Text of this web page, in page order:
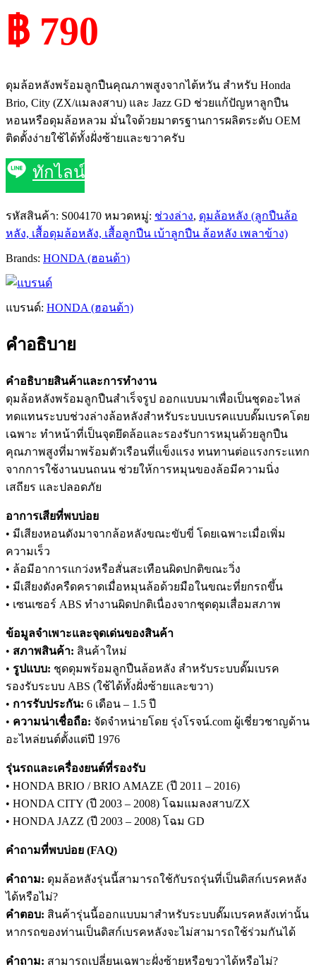
฿ 790
ดุมล้อหลังพร้อมลูกปืนคุณภาพสูงจากไต้หวัน สำหรับ Honda
Brio, City (ZX/แมลงสาบ) และ Jazz GD ช่วยแก้ปัญหาลูกปืน
หอนหรือดุมล้อหลวม มั่นใจด้วยมาตรฐานการผลิตระดับ OEM
ติดตั้งง่ายใช้ได้ทั้งฝั่งซ้ายและขวาครับ
ทักไลน์
รหัสสินค้า: S004170 หมวดหมู่: ช่วงล่าง, ดุมล้อหลัง (ลูกปืนล้อ
หลัง, เสื้อดุมล้อหลัง, เสื้อลูกปืน เบ้าลูกปืน ล้อหลัง เพลาข้าง)
Brands: HONDA (ฮอนด้า)
แบรนด์: HONDA (ฮอนด้า)
คำอธิบาย
คำอธิบายสินค้าและการทำงาน
ดุมล้อหลังพร้อมลูกปืนสำเร็จรูป ออกแบบมาเพื่อเป็นชุดอะไหล่
ทดแทนระบบช่วงล่างล้อหลังสำหรับระบบเบรคแบบดั๊มเบรคโดย
เฉพาะ ทำหน้าที่เป็นจุดยึดล้อและรองรับการหมุนด้วยลูกปืน
คุณภาพสูงที่มาพร้อมตัวเรือนที่แข็งแรง ทนทานต่อแรงกระแทก
จากการใช้งานบนถนน ช่วยให้การหมุนของล้อมีความนิ่ง
เสถียร และปลอดภัย
อาการเสียที่พบบ่อย
• มีเสียงหอนดังมาจากล้อหลังขณะขับขี่ โดยเฉพาะเมื่อเพิ่ม
ความเร็ว
• ล้อมีอาการแกว่งหรือสั่นสะเทือนผิดปกติขณะวิ่ง
• มีเสียงดังครืดคราดเมื่อหมุนล้อด้วยมือในขณะที่ยกรถขึ้น
• เซนเซอร์ ABS ทำงานผิดปกติเนื่องจากชุดดุมเสื่อมสภาพ
ข้อมูลจำเพาะและจุดเด่นของสินค้า
• สภาพสินค้า: สินค้าใหม่
• รูปแบบ: ชุดดุมพร้อมลูกปืนล้อหลัง สำหรับระบบดั๊มเบรค
รองรับระบบ ABS (ใช้ได้ทั้งฝั่งซ้ายและขวา)
• การรับประกัน: 6 เดือน – 1.5 ปี
• ความน่าเชื่อถือ: จัดจำหน่ายโดย รุ่งโรจน์.com ผู้เชี่ยวชาญด้าน
อะไหล่ยนต์ตั้งแต่ปี 1976
รุ่นรถและเครื่องยนต์ที่รองรับ
• HONDA BRIO / BRIO AMAZE (ปี 2011 – 2016)
• HONDA CITY (ปี 2003 – 2008) โฉมแมลงสาบ/ZX
• HONDA JAZZ (ปี 2003 – 2008) โฉม GD
คำถามที่พบบ่อย (FAQ)
คำถาม: ดุมล้อหลังรุ่นนี้สามารถใช้กับรถรุ่นที่เป็นดิสก์เบรคหลัง
ได้หรือไม่?
คำตอบ: สินค้ารุ่นนี้ออกแบบมาสำหรับระบบดั๊มเบรคหลังเท่านั้น
หากรถของท่านเป็นดิสก์เบรคหลังจะไม่สามารถใช้ร่วมกันได้
คำถาม: สามารถเปลี่ยนเฉพาะฝั่งซ้ายหรือขวาได้หรือไม่?